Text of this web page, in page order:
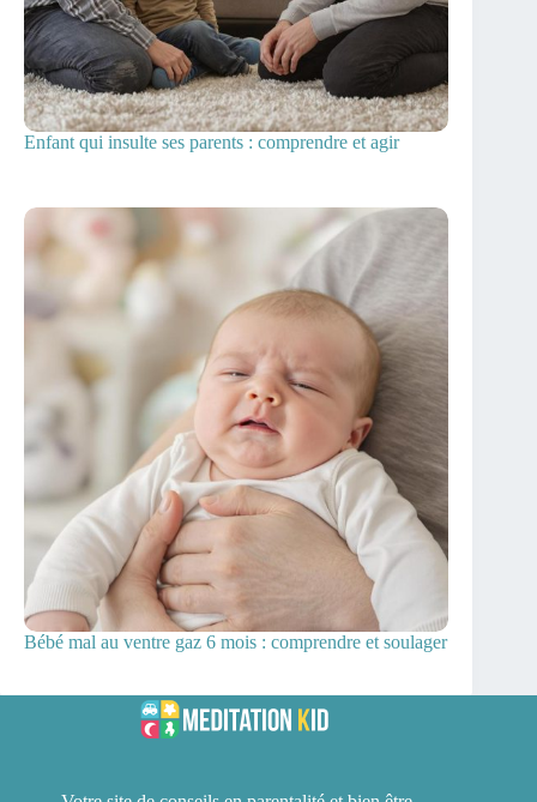
Enfant qui insulte ses parents : comprendre et agir
Bébé mal au ventre gaz 6 mois : comprendre et soulager